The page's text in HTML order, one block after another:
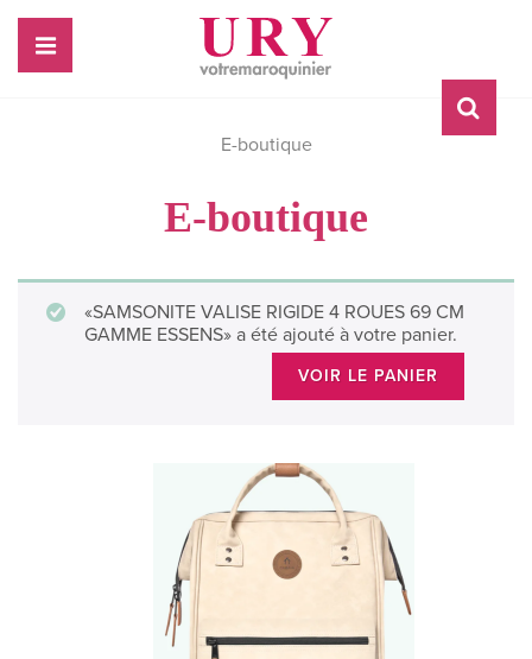
E-boutique
E-boutique
«SAMSONITE VALISE RIGIDE 4 ROUES 69 CM
GAMME ESSENS» a été ajouté à votre panier.
VOIR LE PANIER